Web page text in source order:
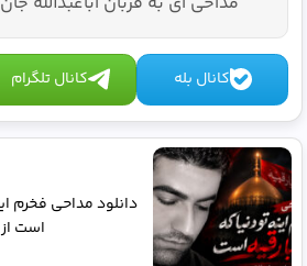
کانال بله کانال تلگرام
دانلود مداحی فخرم
است